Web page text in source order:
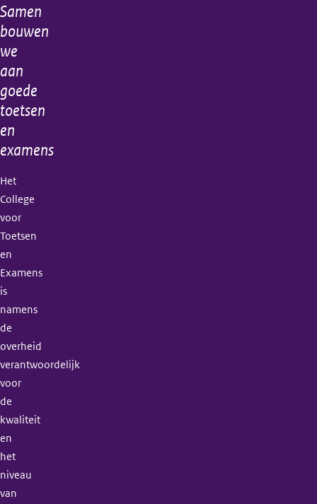
Algemene
informatie
Samen
bouwen
we
aan
goede
toetsen
en
examens
Het
College
voor
Toetsen
en
Examens
is
namens
de
overheid
verantwoordelijk
voor
de
kwaliteit
en
het
niveau
van